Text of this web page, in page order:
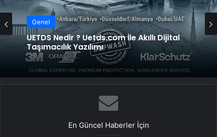
Genel
UETDS Nedir ? Uetds.com İle Akıllı Dijital
Taşımacılık Yazılımı
En Güncel Haberler İçin